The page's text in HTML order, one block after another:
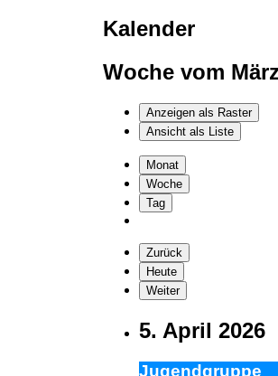
Kalender
Woche vom
Anzeigen als Raster
Ansicht als Liste
Monat
Woche
Tag
Zurück
Heute
Weiter
5. April 2026
Ju­gend­grup­pe